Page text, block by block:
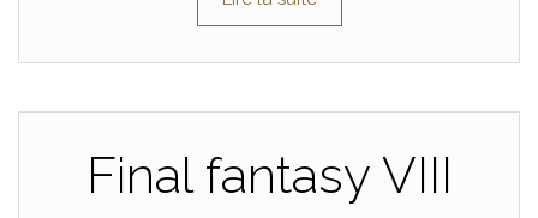
Final fantasy VIII